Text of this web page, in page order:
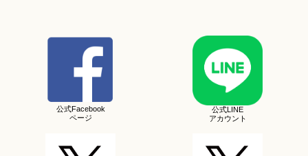
公式Facebook
ページ
公式LINE
アカウント